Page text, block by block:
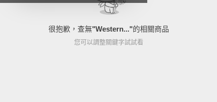
很抱歉，查無"Western..."的相關商品
您可以調整關鍵字試試看